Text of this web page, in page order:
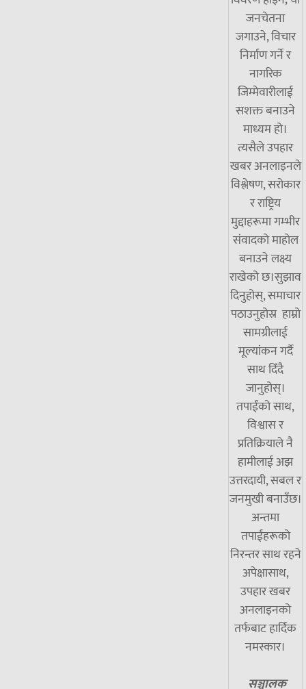
जनचेतना
जगाउने, विचार
निर्माण गर्ने र
नागरिक
जिम्मेवारीलाई
सशक्त बनाउने
माध्यम हो।
त्यसैले उपहार
खबर अनलाइनले
विश्लेषण, सरोकार
र राष्ट्रिय
मुद्दाहरूमा गम्भीर
संवादको माहोल
बनाउने लक्ष्य
राखेको छ।सुझाव
दिनुहोस्, समाचार
पठाउनुहोस्र हाम्रो
सामग्रीलाई
मूल्यांकन गर्दै
साथ दिँदै
जानुहोस्।
तपाईंको साथ,
विश्वास र
प्रतिक्रियाले नै
हामीलाई अझ
उत्तरदायी, सबल र
जनमुखी बनाउँछ।
अन्तमा
तपाईंहरूको
निरन्तर साथ रहने
अपेक्षासाथ,
उपहार खबर
अनलाइनको
तर्फबाट हार्दिक
नमस्कार।
सञ्चालक